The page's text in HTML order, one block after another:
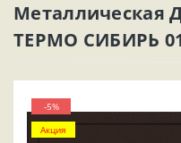
Металлическая
ТЕРМО СИБИРЬ
-5%
Акция